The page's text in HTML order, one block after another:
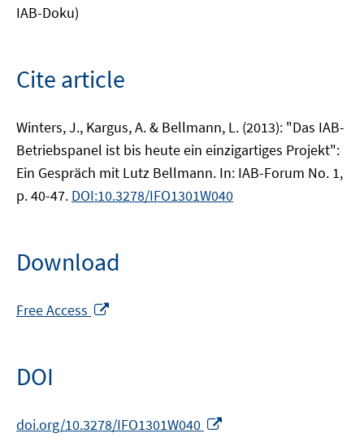
IAB-Doku)
Cite article
Winters, J., Kargus, A. & Bellmann, L. (2013): "Das IAB-
Betriebspanel ist bis heute ein einzigartiges Projekt":
Ein Gespräch mit Lutz Bellmann. In: IAB-Forum No. 1,
p. 40-47. DOI:10.3278/IFO1301W040
Download
Free Access
DOI
doi.org/10.3278/IFO1301W040